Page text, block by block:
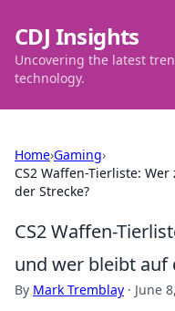
CDJ Insights
Uncovering the latest
technology.
Home›Gaming›
CS2 Waffen-Tierliste:
der Strecke?
CS2 Waffen-
und wer bleibt auf
By Mark Tremblay · June